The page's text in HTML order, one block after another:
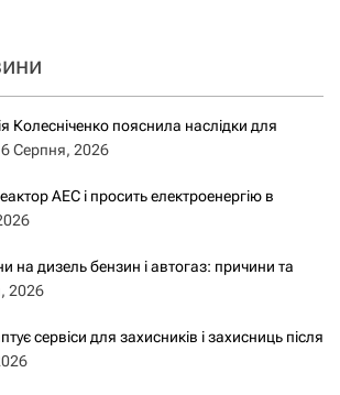
Колесніченко пояснила наслідки для
6 Серпня, 2026
АЕС і просить електроенергію в
на дизель бензин і автогаз: причини та
2026
сервіси для захисників і захисниць після